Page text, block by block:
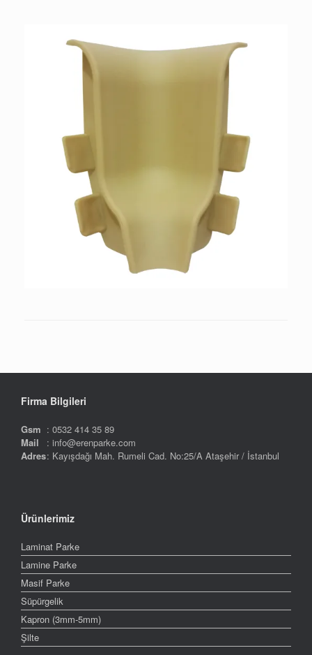
Firma Bilgileri
Gsm : 0532 414 35 89
Mail
: info@erenparke.com
Adres: Kayışdağı Mah. Rumeli Cad. No:25/A Ataşehir / İstanbul
Ürünlerimiz
Laminat Parke
Lamine Parke
Masif Parke
Süpürgelik
Kapron (3mm-5mm)
Şilte